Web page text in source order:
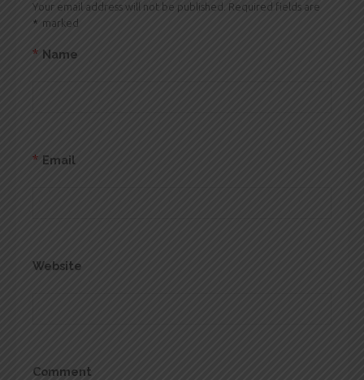
Your email address will not be published. Required fields are
marked
*
Name
*
Email
*
Website
Comment